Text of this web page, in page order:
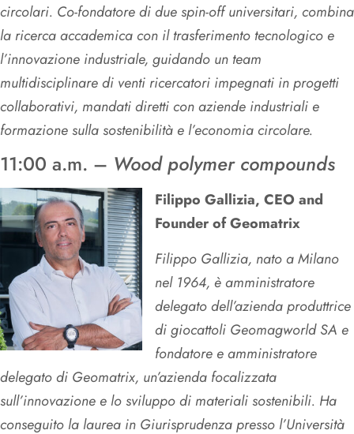
circolari. Co-fondatore di due spin-off universitari, combina
la ricerca accademica con il trasferimento tecnologico e
l’innovazione industriale, guidando un team
multidisciplinare di venti ricercatori impegnati in progetti
collaborativi, mandati diretti con aziende industriali e
formazione sulla sostenibilità e l’economia circolare.
11:00 a.m. – Wood polymer compounds
Filippo Gallizia, CEO and
Founder of Geomatrix
Filippo Gallizia, nato a Milano
nel 1964, è amministratore
delegato dell’azienda produttrice
di giocattoli Geomagworld SA e
fondatore e amministratore
delegato di Geomatrix, un’azienda focalizzata
sull’innovazione e lo sviluppo di materiali sostenibili. Ha
conseguito la laurea in Giurisprudenza presso l’Università